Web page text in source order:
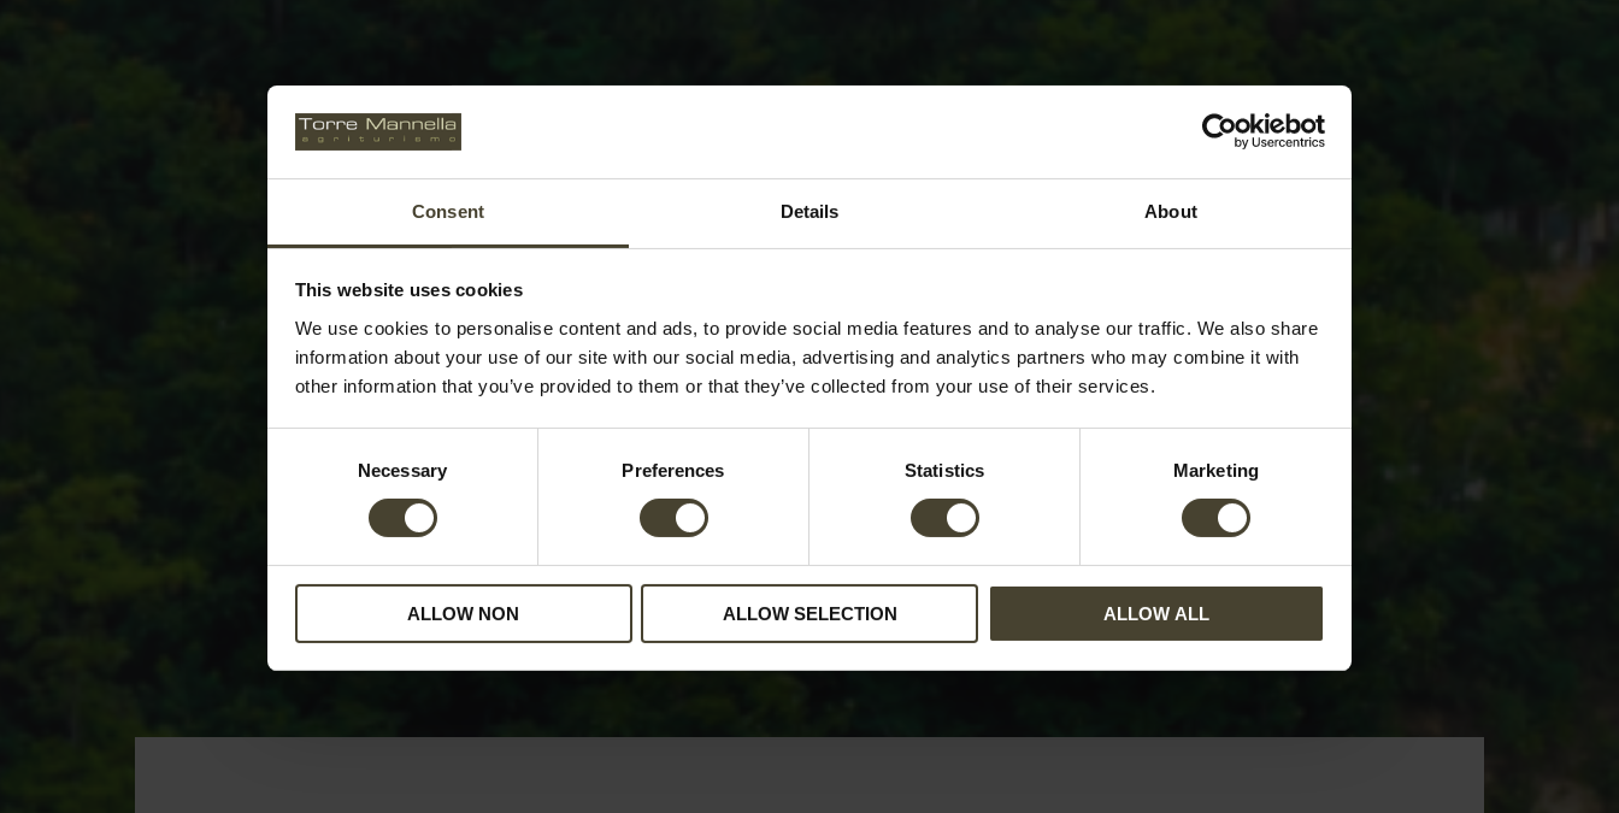
Consent Details About
This website uses cookies
We use cookies to personalise content and ads, to provide social media features and to analyse our traffic. We also share
information about your use of our site with our social media, advertising and analytics partners who may combine it with
other information that you’ve provided to them or that they’ve collected from your use of their services.
Necessary Preferences Statistics Marketing
ALLOW NON ALLOW SELECTION ALLOW ALL